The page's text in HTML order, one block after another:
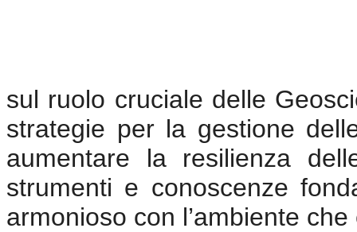
sul ruolo cruciale delle
strategie per la gestione
aumentare la resilienza
strumenti e conoscenze
armonioso con l’ambiente